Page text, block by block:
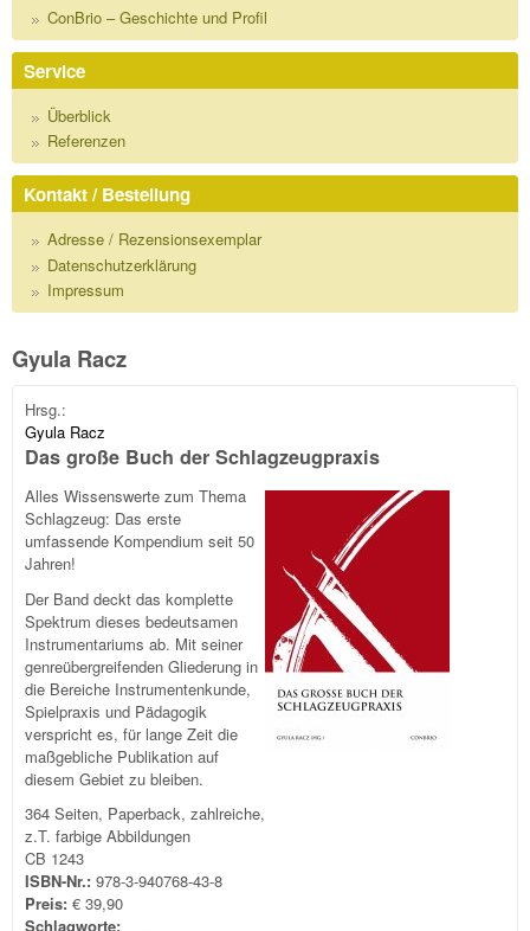
ConBrio – Geschichte und Profil
Service
Überblick
Referenzen
Kontakt / Bestellung
Adresse / Rezensionsexemplar
Datenschutzerklärung
Impressum
Gyula Racz
Hrsg.:
Gyula Racz
Das große Buch der Schlagzeugpraxis
Alles Wissenswerte zum Thema
Schlagzeug: Das erste
umfassende Kompendium seit 50
Jahren!
Der Band deckt das komplette
Spektrum dieses bedeutsamen
Instrumentariums ab. Mit seiner
genreübergreifenden Gliederung in
die Bereiche Instrumentenkunde,
Spielpraxis und Pädagogik
verspricht es, für lange Zeit die
maßgebliche Publikation auf
diesem Gebiet zu bleiben.
364 Seiten, Paperback, zahlreiche,
z.T. farbige Abbildungen
CB 1243
ISBN-Nr.: 978-3-940768-43-8
Preis: € 39,90
Schlagworte: